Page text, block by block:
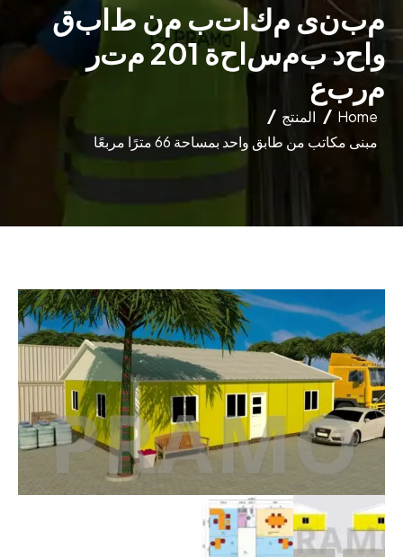
مبنى مكاتب من طابق
واحدبمساحة1
0
2 متر
مر بع
Home
المنتج
مبنى مكاتب من طابق واحد بمساحة 66 مترًا مربعًا